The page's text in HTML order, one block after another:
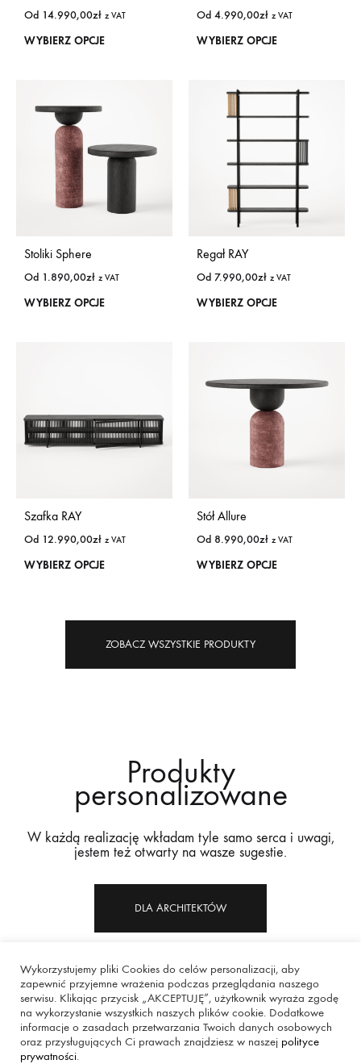
Od 14.990,00zł z VAT
WYBIERZ OPCJE
Od 4.990,00zł z VAT
WYBIERZ OPCJE
Stoliki Sphere
Od 1.890,00zł z VAT
WYBIERZ OPCJE
Regał RAY
Od 7.990,00zł z VAT
WYBIERZ OPCJE
Szafka RAY
Od 12.990,00zł z VAT
WYBIERZ OPCJE
Stół Allure
Od 8.990,00zł z VAT
WYBIERZ OPCJE
ZOBACZ WSZYSTKIE PRODUKTY
Produkty
personalizowane
W każdą realizację wkładam tyle samo serca i uwagi,
jestem też otwarty na wasze sugestie.
DLA ARCHITEKTÓW
Wykorzystujemy pliki Cookies do celów personalizacji, aby
zapewnić przyjemne wrażenia podczas przeglądania naszego
serwisu. Klikając przycisk „AKCEPTUJĘ”, użytkownik wyraża zgodę
na wykorzystanie wszystkich naszych plików cookie. Dodatkowe
informacje o zasadach przetwarzania Twoich danych osobowych
oraz przysługujących Ci prawach znajdziesz w naszej polityce
prywatności.